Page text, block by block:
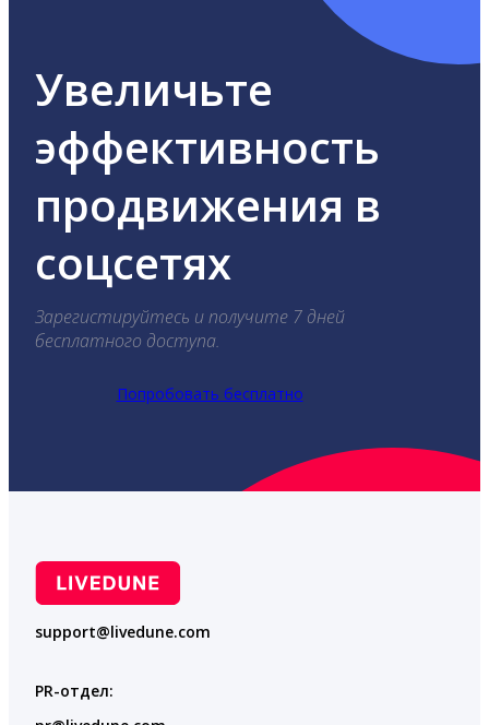
Увеличьте
эффективность
продвижения в
соцсетях
Зарегистируйтесь и получите 7 дней
бесплатного доступа.
Попробовать бесплатно
support@livedune.com
PR-отдел: